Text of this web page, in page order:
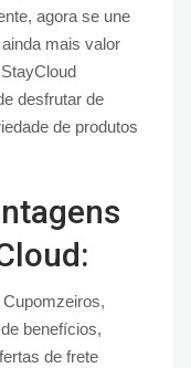
agora se une
mais valor
desfrutar de
de produtos
benefícios,
de frete